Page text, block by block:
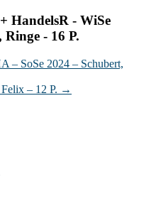
HandelsR - WiSe
Ringe - 16 P.
– SoSe 2024 – Schubert,
– 12 P. →